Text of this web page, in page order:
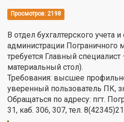
Просмотров: 2198
В отдел бухгалтерского учета и
администрации Пограничного
требуется Главный специалист
материальный стол).
Требования: высшее
уверенный пользователь ПК,
Обращаться по адресу: пгт.
31, каб. 306, 307, тел.